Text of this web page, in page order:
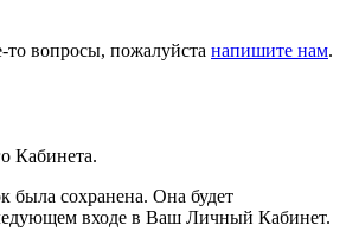
то вопросы, пожалуйста напишите нам.
Кабинета.
была сохранена. Она будет
входе в Ваш Личный Кабинет.